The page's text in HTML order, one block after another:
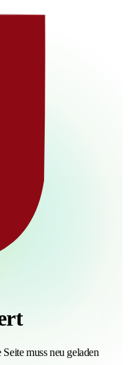
muss neu geladen